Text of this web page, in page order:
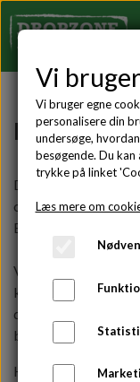
Militær
Det danske forsvar
og opnå de
Bæringsberettiget
Vingerne er kun
kravene til
de enkelte vinger,
booking af
Har du allerede
Vi
Vi bruger egne
personalisere din
undersøge,
besøgende. Du
trykke på linket
Læs mere om